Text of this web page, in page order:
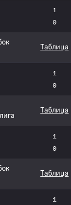
1
0
Таблица
1
0
Таблица
1
0
Таблица
1